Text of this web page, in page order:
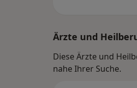
Ärzte und
Diese Ärzte und
nahe Ihrer Suche.